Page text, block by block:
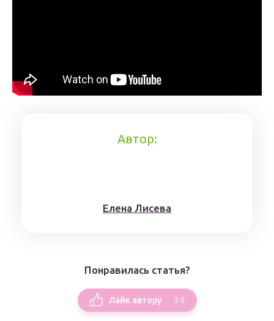
Автор:
Елена Лисева
Понравилась статья?
Лайк автору 34